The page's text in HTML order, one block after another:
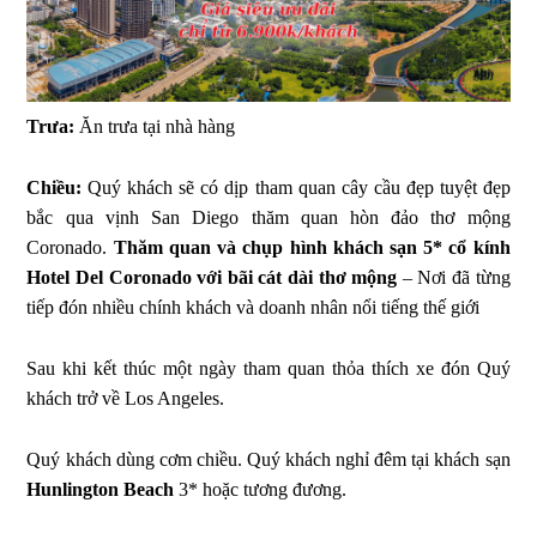
Trưa: Ăn trưa tại nhà hàng
Chiều: Quý khách sẽ có dịp tham quan cây cầu đẹp tuyệt đẹp
bắc qua vịnh San Diego thăm quan hòn đảo thơ mộng
Coronado. Thăm quan và chụp hình khách sạn 5* cổ kính
Hotel Del Coronado với bãi cát dài thơ mộng – Nơi đã từng
tiếp đón nhiều chính khách và doanh nhân nổi tiếng thế giới
Sau khi kết thúc một ngày tham quan thỏa thích xe đón Quý
khách trở về Los Angeles.
Quý khách dùng cơm chiều. Quý khách nghỉ đêm tại khách sạn
Hunlington Beach 3* hoặc tương đương.